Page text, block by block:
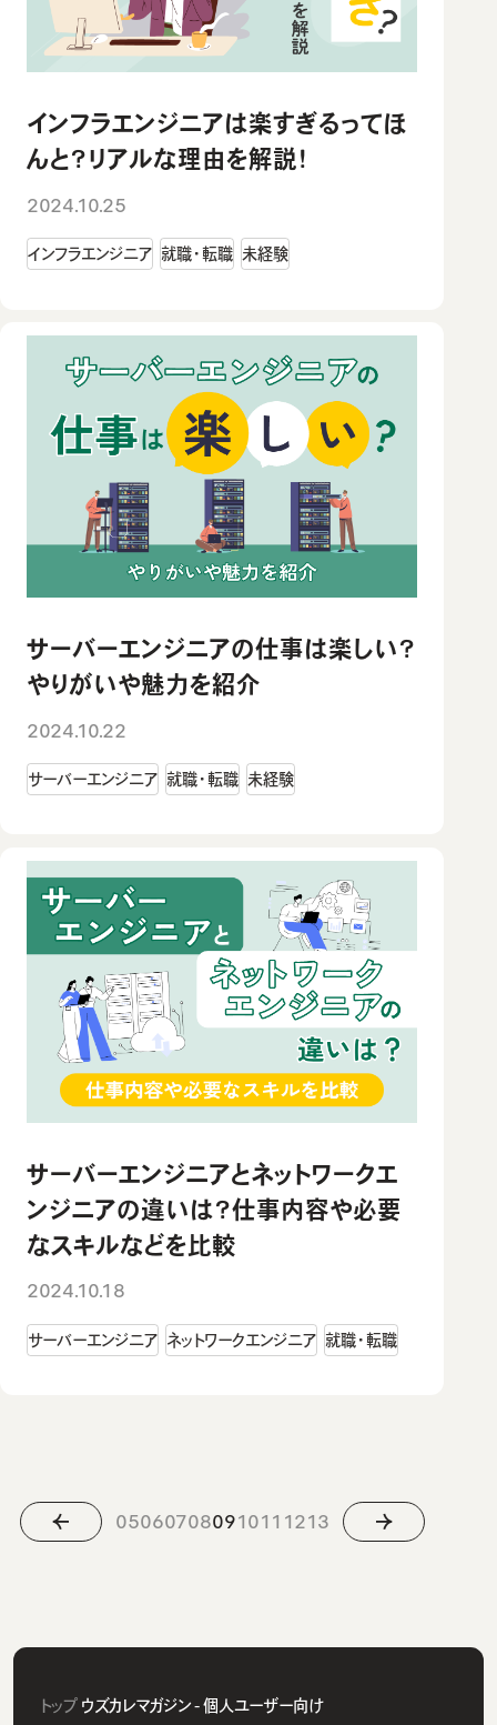
インフラエンジニアは楽すぎるってほ
んと？リアルな理由を解説！
2024.10.25
インフラエンジニア 就職・転職 未経験
サーバーエンジニアの仕事は楽しい？
やりがいや魅力を紹介
2024.10.22
サーバーエンジニア 就職・転職 未経験
サーバーエンジニアとネットワークエ
ンジニアの違いは？仕事内容や必要
なスキルなどを比較
2024.10.18
サーバーエンジニア ネットワークエンジニア 就職・転職
05060708091011 1213
トップ ウズカレマガジン - 個人ユーザー向け